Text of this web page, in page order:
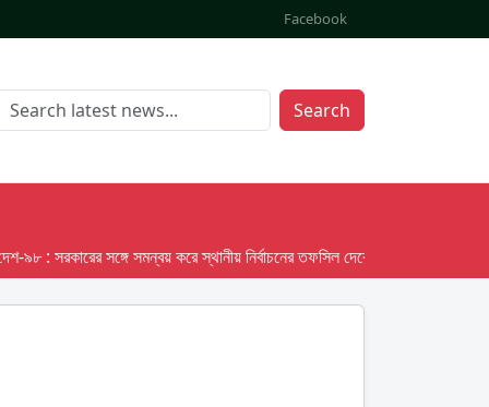
Facebook
Search
: সরকারের সঙ্গে সমন্বয় করে স্থানীয় নির্বাচনের তফসিল দেবে ইসি; অক্টোবর লক্ষ্য ধরে